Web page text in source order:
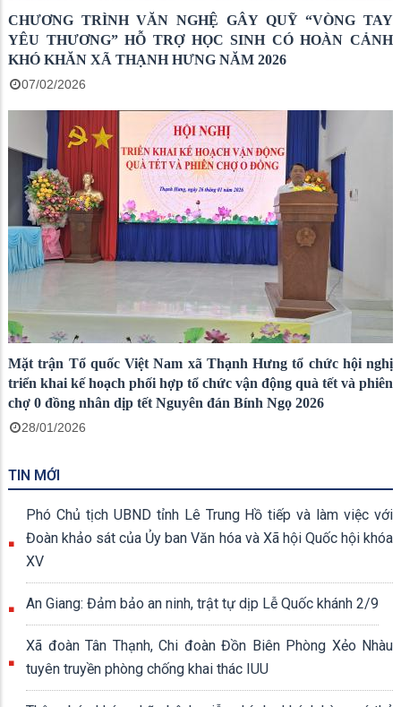
CHƯƠNG TRÌNH VĂN NGHỆ GÂY QUỸ “VÒNG TAY
YÊU THƯƠNG” HỖ TRỢ HỌC SINH CÓ HOÀN CẢNH
KHÓ KHĂN XÃ THẠNH HƯNG NĂM 2026
07/02/2026
Mặt trận Tổ quốc Việt Nam xã Thạnh Hưng tổ chức hội nghị
triển khai kế hoạch phối hợp tổ chức vận động quà tết và phiên
chợ 0 đồng nhân dịp tết Nguyên đán Bính Ngọ 2026
28/01/2026
TIN MỚI
Phó Chủ tịch UBND tỉnh Lê Trung Hồ tiếp và làm việc với
Đoàn khảo sát của Ủy ban Văn hóa và Xã hội Quốc hội khóa
XV
An Giang: Đảm bảo an ninh, trật tự dịp Lễ Quốc khánh 2/9
Xã đoàn Tân Thạnh, Chi đoàn Đồn Biên Phòng Xẻo Nhàu
tuyên truyền phòng chống khai thác IUU